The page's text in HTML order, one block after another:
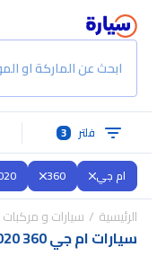
ابحث عن الماركة او
فلتر 3
ام جي 360
الرئيسية سيارات و مركبات
سيارات ام جي 360 2020 للبيع في السعودية